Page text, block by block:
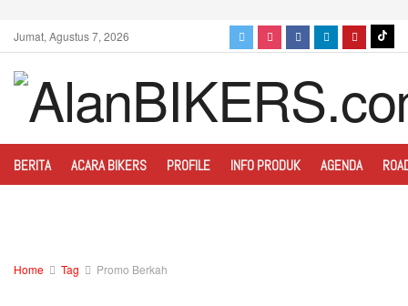
Jumat, Agustus 7, 2026
BERITA ACARA BIKERS PROFILE INFO PRODUK AGENDA
Home Tag Promo Berkah